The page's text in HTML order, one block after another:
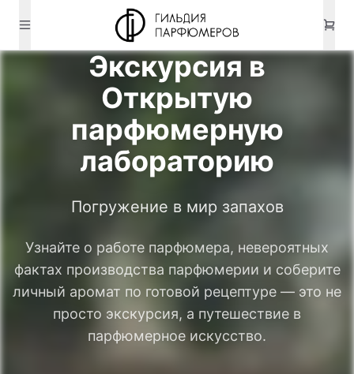
Экскурсия в
Открытую
парфюмерную
лабораторию
Погружение в мир запахов
Узнайте о работе парфюмера, невероятных
фактах производства парфюмерии и соберите
личный аромат по готовой рецептуре — это не
просто экскурсия, а путешествие в
парфюмерное искусство.